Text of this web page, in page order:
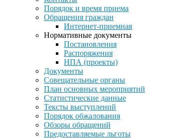
Порядок и время приема
Обращения граждан
Интернет-приемная
Нормативные документы
Постановления
Распоряжения
НПА (проекты)
Документы
Совещательные органы
План основных мероприятий
Статистические данные
Тексты выступлений
Порядок обжалования
Обзоры обращений
Предоставляемые льготы